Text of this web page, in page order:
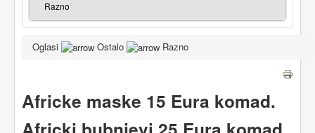
Razno
Oglasi Ostalo Razno
Africke maske 15 Eura komad.